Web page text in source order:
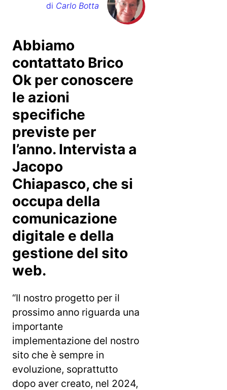
di Carlo Botta
Abbiamo
contattato Brico
Ok per conoscere
le azioni
specifiche
previste per
l’anno. Intervista a
Jacopo
Chiapasco, che si
occupa della
comunicazione
digitale e della
gestione del sito
web.
“Il nostro progetto per il
prossimo anno riguarda una
importante
implementazione del nostro
sito che è sempre in
evoluzione, soprattutto
dopo aver creato, nel 2024,